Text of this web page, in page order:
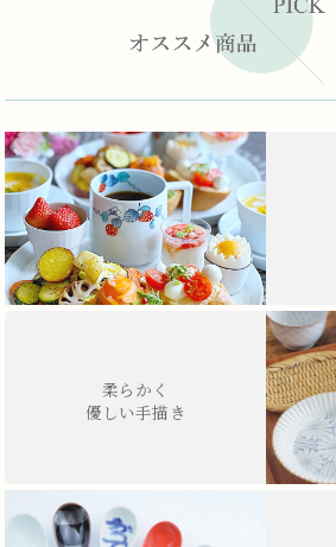
柔らかく
優しい手描き